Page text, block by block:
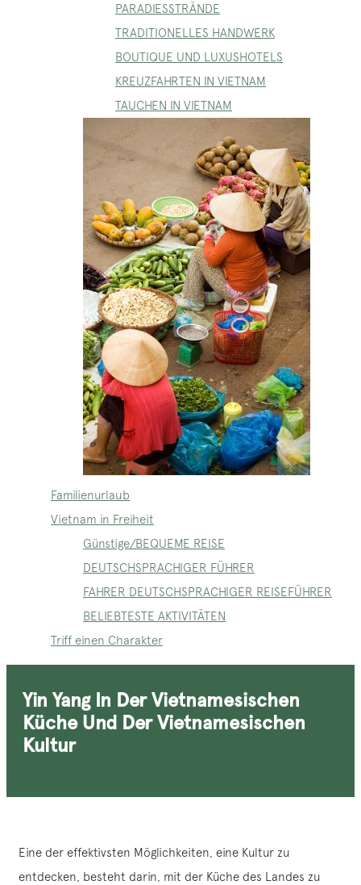
PARADIESSTRÄNDE
TRADITIONELLES HANDWERK
BOUTIQUE UND LUXUSHOTELS
KREUZFAHRTEN IN VIETNAM
TAUCHEN IN VIETNAM
Familienurlaub
Vietnam in Freiheit
Günstige/BEQUEME REISE
DEUTSCHSPRACHIGER FÜHRER
FAHRER DEUTSCHSPRACHIGER REISEFÜHRER
BELIEBTESTE AKTIVITÄTEN
Triff einen Charakter
Yin Yang In Der Vietnamesischen
Küche Und Der Vietnamesischen
Kultur
Eine der effektivsten Möglichkeiten, eine Kultur zu
entdecken, besteht darin, mit der Küche des Landes zu